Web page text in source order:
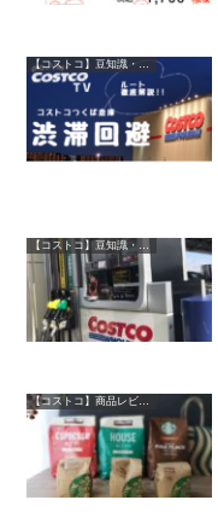
【コストコ】豆知識・裏技
【コストコ】商品レビュー